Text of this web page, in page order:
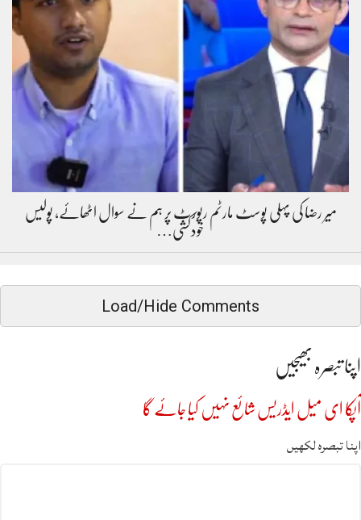
میر رضا کی پہلی پوسٹ مارٹم رپورٹ پر ہم نے سوال اٹھائے، پولیس
خودکشی…
Load/Hide Comments
اپنا تبصرہ بھیجیں
آپکا ای میل ایڈریس شائع نہیں کیا جائے گا
اپنا تبصرہ لکھیں